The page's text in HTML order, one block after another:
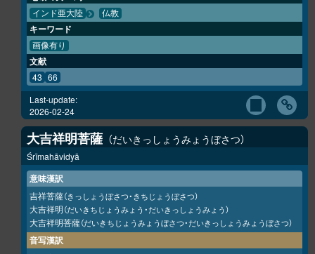
インド亜大陸 仏教
キーワード
画像有り
文献
43 66
Last-update:
2026-02-24
大吉祥明菩薩 だいきっしょうみょうぼさつ
Śrīmahāvidyā
意味漢訳
吉祥菩薩（きっしょうぼさつ・きちじょうぼさつ）
大吉祥明（だいきちじょうみょう・だいきっしょうみょう）
大吉祥明菩薩（だいきちじょうみょうぼさつ・だいきっしょうみょうぼさつ）
音写漢訳